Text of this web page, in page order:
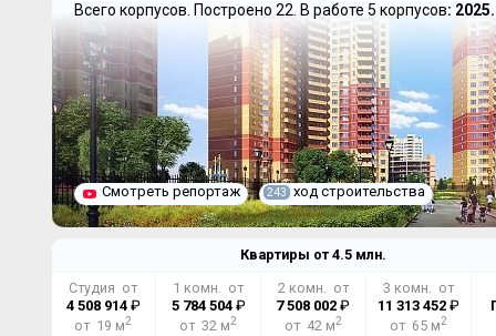
Всего корпусов. Построено 22. В работе 5 корпусов:
Смотреть репортаж 243 ход строительства
Квартиры от 4.5 млн.
Студия от
4 508 914₽
от 19 м2
1 комн. от
5 784 504₽
от 32 м2
2 комн. от
7 508 002 ₽
от 42 м2
3 комн. от
11 313 452₽
от 65 м2